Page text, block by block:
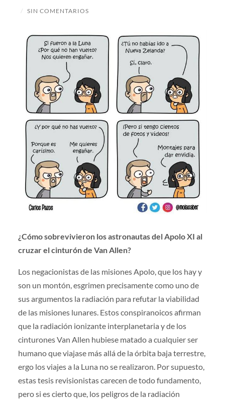
/ SIN COMENTARIOS
¿Cómo sobrevivieron los astronautas del Apolo XI al
cruzar el cinturón de Van Allen?
Los negacionistas de las misiones Apolo, que los hay y
son un montón, esgrimen precisamente como uno de
sus argumentos la radiación para refutar la viabilidad
de las misiones lunares. Estos conspiranoicos afirman
que la radiación ionizante interplanetaria y de los
cinturones Van Allen hubiese matado a cualquier ser
humano que viajase más allá de la órbita baja terrestre,
ergo los viajes a la Luna no se realizaron. Por supuesto,
estas tesis revisionistas carecen de todo fundamento,
pero si es cierto que, los peligros de la radiación